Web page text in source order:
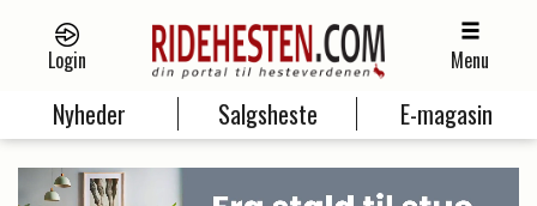
Login Menu
Nyheder Salgsheste E-magasin